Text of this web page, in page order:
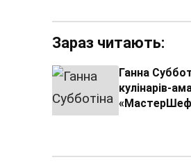
Зараз читають:
Ганна
кулінарів-